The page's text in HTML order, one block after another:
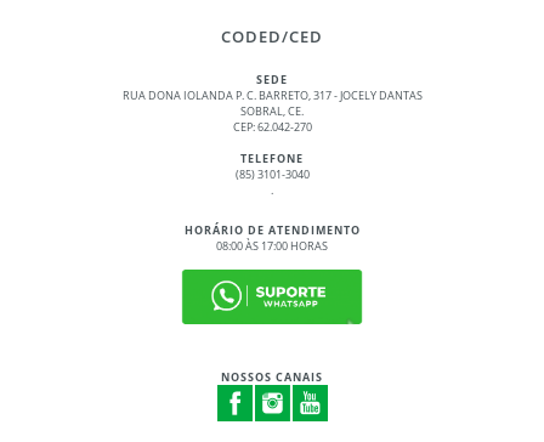
CODED/CED
SEDE
RUA DONA IOLANDA P. C. BARRETO, 317 - JOCELY DANTAS
SOBRAL, CE.
CEP: 62.042-270
TELEFONE
(85) 3101-3040
.
HORÁRIO DE ATENDIMENTO
08:00 ÀS 17:00 HORAS
NOSSOS CANAIS